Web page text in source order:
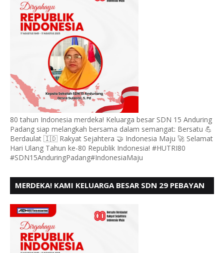
80 tahun Indonesia merdeka! Keluarga besar SDN 15 Anduring
Padang siap melangkah bersama dalam semangat: Bersatu 💪
Berdaulat 🇮🇩 Rakyat Sejahtera 🤝 Indonesia Maju 🚀 Selamat
Hari Ulang Tahun ke-80 Republik Indonesia! #HUTRI80
#SDN15AnduringPadang#IndonesiaMaju
MERDEKA! KAMI KELUARGA BESAR SDN 29 PEBAYAN
KE - 80